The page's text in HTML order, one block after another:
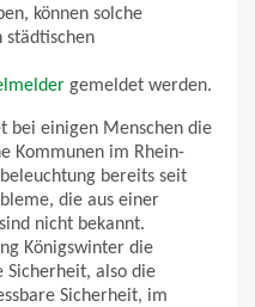
können solche
städtischen
gemeldet werden.
bei einigen Menschen die
Kommunen im Rhein-
bereits seit
die aus einer
nicht bekannt.
Königswinter die
Sicherheit, also die
Sicherheit, im